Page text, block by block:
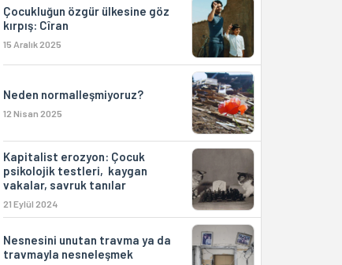
Çocukluğun özgür ülkesine göz
kırpış: Cîran
15 Aralık 2025
Neden normalleşmiyoruz?
12 Nisan 2025
Kapitalist erozyon: Çocuk
psikolojik testleri, kaygan
vakalar, savruk tanılar
21 Eylül 2024
Nesnesini unutan travma ya da
travmayla nesneleşmek